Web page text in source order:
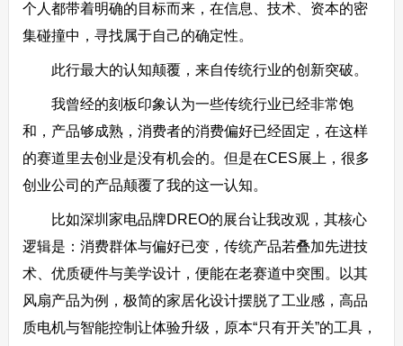
个人都带着明确的目标而来，在信息、技术、资本的密
集碰撞中，寻找属于自己的确定性。
此行最大的认知颠覆，来自传统行业的创新突破。
我曾经的刻板印象认为一些传统行业已经非常饱
和，产品够成熟，消费者的消费偏好已经固定，在这样
的赛道里去创业是没有机会的。但是在CES展上，很多
创业公司的产品颠覆了我的这一认知。
比如深圳家电品牌DREO的展台让我改观，其核心
逻辑是：消费群体与偏好已变，传统产品若叠加先进技
术、优质硬件与美学设计，便能在老赛道中突围。以其
风扇产品为例，极简的家居化设计摆脱了工业感，高品
质电机与智能控制让体验升级，原本“只有开关”的工具，